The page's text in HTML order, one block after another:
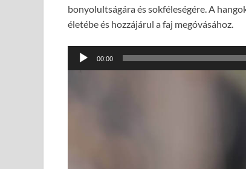
bonyolultságára és sokféleségére. A
életébe és hozzájárul a faj megóvásához.
Audió
lejátszó
00:00